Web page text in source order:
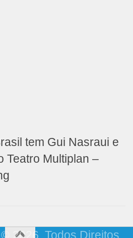
tem Gui Nasraui e
Teatro Multiplan –
2026. Todos Direitos